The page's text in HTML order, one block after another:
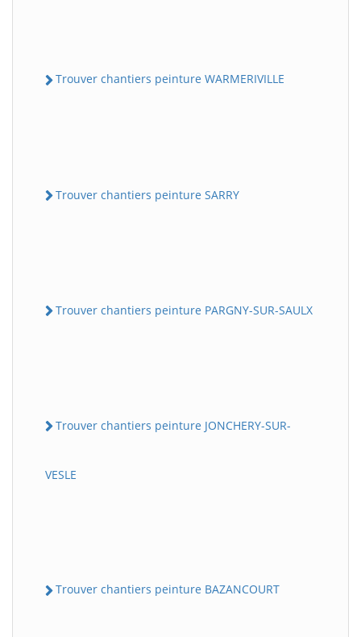
Trouver chantiers peinture WARMERIVILLE
Trouver chantiers peinture SARRY
Trouver chantiers peinture PARGNY-SUR-SAULX
Trouver chantiers peinture JONCHERY-SUR-
VESLE
Trouver chantiers peinture BAZANCOURT